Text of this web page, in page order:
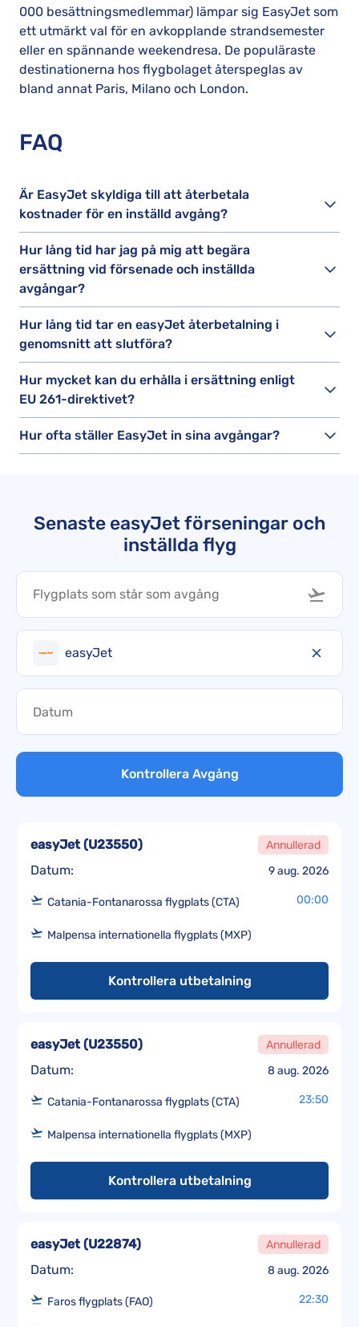
000 besättningsmedlemmar) lämpar sig EasyJet som
ett utmärkt val för en avkopplande strandsemester
eller en spännande weekendresa. De populäraste
destinationerna hos flygbolaget återspeglas av
bland annat Paris, Milano och London.
FAQ
Är EasyJet skyldiga till att återbetala
kostnader för en inställd avgång?
Hur lång tid har jag på mig att begära
ersättning vid försenade och inställda
avgångar?
Hur lång tid tar en easyJet återbetalning i
genomsnitt att slutföra?
Hur mycket kan du erhålla i ersättning enligt
EU 261-direktivet?
Hur ofta ställer EasyJet in sina avgångar?
Senaste easyJet förseningar och
inställda flyg
easyJet
Kontrollera Avgång
Datum: 9 aug. 2026
easyJet(U23550) Annullerad
Catania-Fontanarossa flygplats (CTA) 00:00
Malpensa internationella flygplats (MXP)
Kontrollera utbetalning
Datum: 8 aug. 2026
easyJet(U23550) Annullerad
Catania-Fontanarossa flygplats (CTA) 23:50
Malpensa internationella flygplats (MXP)
Kontrollera utbetalning
Datum: 8 aug. 2026
easyJet(U22874) Annullerad
Faros flygplats (FAO) 22:30